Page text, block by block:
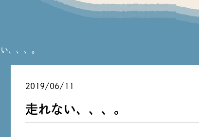
、、、。
2019/06/11
走れない、、、。